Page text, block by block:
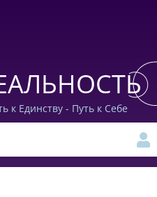
к Единству - Путь к Себе